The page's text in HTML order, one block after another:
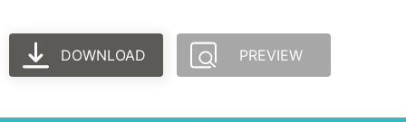
DOWNLOAD PREVIEW